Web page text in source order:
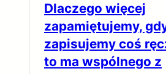
Dlaczego więcej
zapamiętujemy,
zapisujemy coś
to ma wspólnego z